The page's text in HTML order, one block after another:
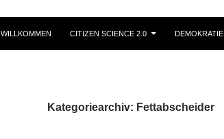
WILLKOMMEN CITIZEN SCIENCE 2.0 DEMOKRATIE
Kategoriearchiv: Fettabscheider